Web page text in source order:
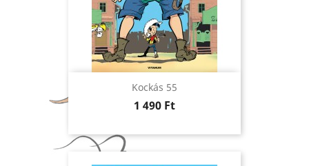
Kockás 55
Ár
1 490 Ft